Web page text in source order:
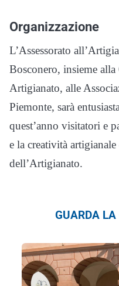
Organizzazione
L’Assessorato
Bosconero, insieme
Artigianato, alle
Piemonte, sarà
quest’anno visitatori e
e la creatività
dell’Artigianato.
GUARDA